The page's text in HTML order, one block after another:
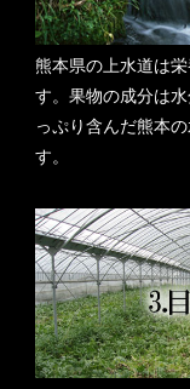
熊本県の上水道は
す。果物の成分は
っぷり含んだ熊本
す。